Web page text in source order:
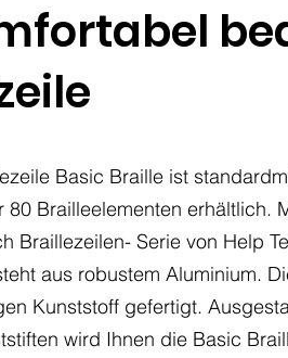
Basic Braille ist
80 Brailleelementen erhältlich.
Braillezeilen- Serie von Help
aus robustem Aluminium.
Kunststoff gefertigt.
wird Ihnen die Basic